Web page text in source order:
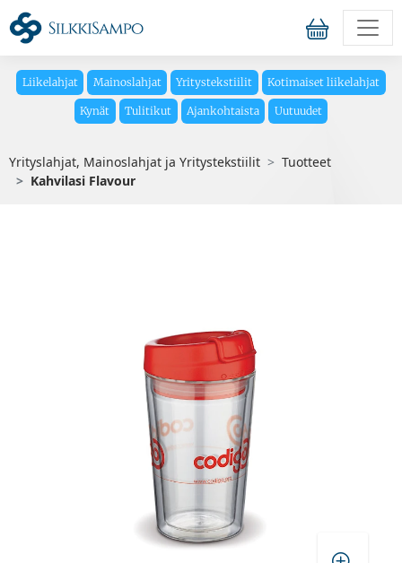
Liikelahjat Mainoslahjat Yritystekstiilit Kotimaiset liikelahjat
Kynät Tulitikut Ajankohtaista Uutuudet
Yrityslahjat, Mainoslahjat ja Yritystekstiilit
Tuotteet
Kahvilasi Flavour